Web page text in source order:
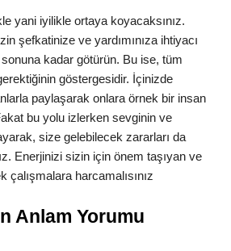
yani iyilikle ortaya koyacaksınız.
şefkatinize ve yardımınıza ihtiyacı
sonuna kadar götürün. Bu ise, tüm
göstergesidir. İçinizde
paylaşarak onlara örnek bir insan
bu yolu izlerken sevginin ve
size gelebilecek zararları da
Enerjinizi sizin için önem taşıyan ve
çalışmalara harcamalısınız
Anlam Yorumu